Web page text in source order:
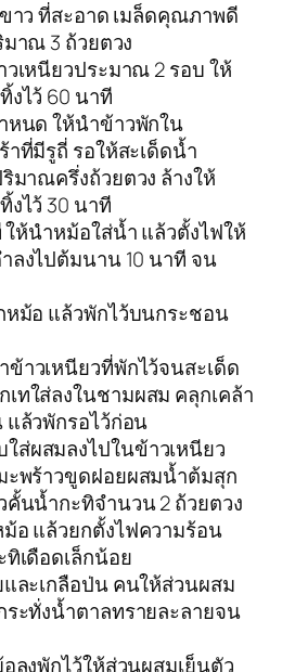
าว ที่สะอาด เมล็ดคุณภาพดี
าณ 3 ถ้วยตวง
เหนียวประมาณ 2 รอบ ให้
งไว้ 60 นาที
หนด ให้นำข้าวพักใน
ที่มีรูถี่ รอให้สะเด็ดน้ำ
มาณครึ่งถ้วยตวง ล้างให้
ไว้ 30 นาที
ให้นำหม้อใส่น้ำ แล้วตั้งไฟให้
ลงไปต้มนาน 10 นาที จน
หม้อ แล้วพักไว้บนกระชอน
าวเหนียวที่พักไว้จนสะเด็ด
ทใส่ลงในชามผสม คลุกเคล้า
แล้วพักรอไว้ก่อน
ส่ผสมลงไปในข้าวเหนียว
ะพร้าวขูดฝอยผสมน้ำต้มสุก
คั้นน้ำกะทิจำนวน 2 ถ้วยตวง
อ แล้วยกตั้งไฟความร้อน
เดือดเล็กน้อย
ละเกลือป่น คนให้ส่วนผสม
ะทั่งน้ำตาลทรายละลายจน
ลงพักไว้ให้ส่วนผสมเย็นตัว